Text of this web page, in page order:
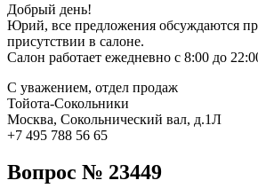
Добрый день!
Юрий, все предложения обсуждаются
присутствии в салоне.
Салон работает ежедневно с 8:00 до
С уважением, отдел продаж
Тойота-Сокольники
Москва, Сокольнический вал, д.1Л
+7 495 788 56 65
Вопрос № 23449